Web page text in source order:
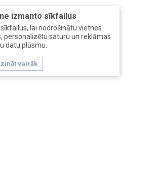
izmanto sīkfailus
lai nodrošinātu vietnes
personalizētu saturu un reklāmas
datu plūsmu.
vairāk